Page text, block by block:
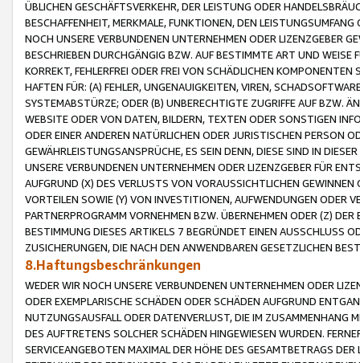
ÜBLICHEN GESCHÄFTSVERKEHR, DER LEISTUNG ODER
BESCHAFFENHEIT, MERKMALE, FUNKTIONEN, DEN
NOCH UNSERE VERBUNDENEN UNTERNEHMEN ODER LIZENZGEBER
BESCHRIEBEN DURCHGÄNGIG BZW. AUF BESTIMMTE ART UND
KORREKT, FEHLERFREI ODER FREI VON SCHÄDLICHEN
HAFTEN FÜR: (A) FEHLER, UNGENAUIGKEITEN, VIREN,
SYSTEMABSTÜRZE; ODER (B) UNBERECHTIGTE ZUGRIFFE AUF BZW.
WEBSITE ODER VON DATEN, BILDERN, TEXTEN ODER SONSTIGEN
ODER EINER ANDEREN NATÜRLICHEN ODER JURISTISCHEN PERSON
GEWÄHRLEISTUNGSANSPRÜCHE, ES SEIN DENN, DIESE SIND IN
UNSERE VERBUNDENEN UNTERNEHMEN ODER LIZENZGEBER FÜR
AUFGRUND (X) DES VERLUSTS VON VORAUSSICHTLICHEN
VORTEILEN SOWIE (Y) VON INVESTITIONEN, AUFWENDUNGEN ODER
PARTNERPROGRAMM VORNEHMEN BZW. ÜBERNEHMEN ODER (Z)
BESTIMMUNG DIESES ARTIKELS 7 BEGRÜNDET EINEN AUSSCHLUSS
ZUSICHERUNGEN, DIE NACH DEN ANWENDBAREN GESETZLICHEN
8.Haftungsbeschränkungen
WEDER WIR NOCH UNSERE VERBUNDENEN UNTERNEHMEN ODER
ODER EXEMPLARISCHE SCHÄDEN ODER SCHÄDEN AUFGRUND
NUTZUNGSAUSFALL ODER DATENVERLUST, DIE IM ZUSAMMENHANG
DES AUFTRETENS SOLCHER SCHÄDEN HINGEWIESEN WURDEN.
SERVICEANGEBOTEN MAXIMAL DER HÖHE DES GESAMTBETRAGS